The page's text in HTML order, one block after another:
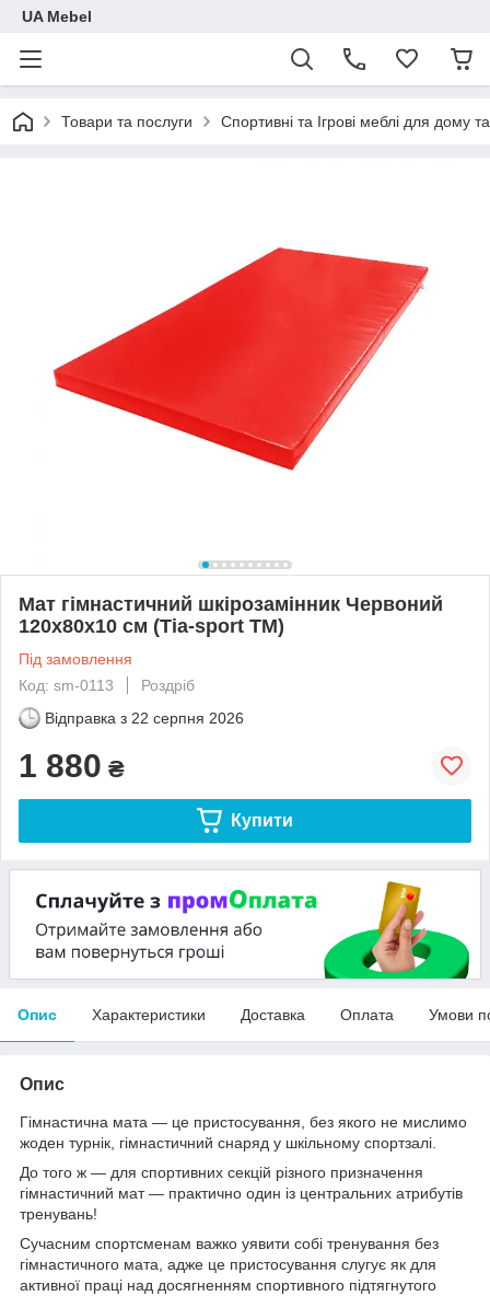
UA Mebel
Товари та послуги Спортивні та Ігрові меблі для дому
Мат гімнастичний шкірозамінник Червоний
120х80х10 см (Тia-sport ТМ)
Під замовлення
Код: sm-0113
Роздріб
Відправка з 22 серпня 2026
1 880 ₴
Купити
Опис Характеристики Доставка Оплата Умови
Опис
Гімнастична мата — це пристосування, без якого не мислимо
жоден турнік, гімнастичний снаряд у шкільному спортзалі.
До того ж — для спортивних секцій різного призначення
гімнастичний мат — практично один із центральних атрибутів
тренувань!
Сучасним спортсменам важко уявити собі тренування без
гімнастичного мата, адже це пристосування слугує як для
активної праці над досягненням спортивного підтягнутого